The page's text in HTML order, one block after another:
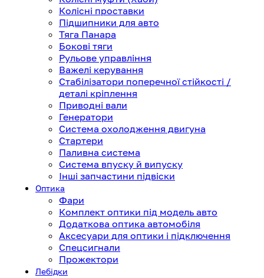
Колісні проставки
Підшипники для авто
Тяга Панара
Бокові тяги
Рульове управління
Важелі керування
Стабілізатори поперечної стійкості /
деталі кріплення
Приводні вали
Генератори
Система охолодження двигуна
Стартери
Паливна система
Система впуску й випуску
Інші запчастини підвіски
Оптика
Фари
Комплект оптики під модель авто
Додаткова оптика автомобіля
Аксесуари для оптики і підключення
Спецсигнали
Прожектори
Лебідки